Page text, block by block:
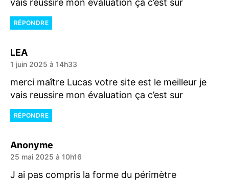
vais reussire mon évaluation ça c’est sur
RÉPONDRE
LEAdit :
1 juin 2025 à 14h33
merci maître Lucas votre site est le meilleur je
vais reussire mon évaluation ça c’est sur
RÉPONDRE
Anonyme
25 mai 2025 à 10h16
J ai pas compris la forme du périmètre